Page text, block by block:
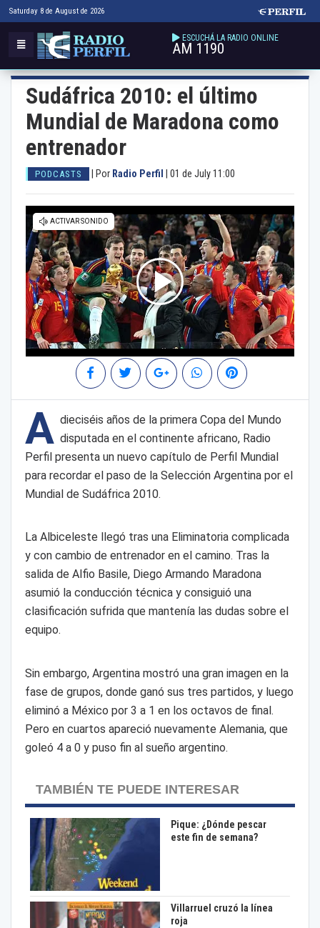
Saturday 8 de August de 2026
ESCUCHÁ LA RADIO ONLINE
AM 1190
Sudáfrica 2010: el último
Mundial de Maradona como
entrenador
PODCASTS Por Radio Perfil 01 de July 11:00
A dieciséis años de la primera Copa del Mundo
disputada en el continente africano, Radio
Perfil presenta un nuevo capítulo de Perfil Mundial
para recordar el paso de la Selección Argentina por el
Mundial de Sudáfrica 2010.
La Albiceleste llegó tras una Eliminatoria complicada
y con cambio de entrenador en el camino. Tras la
salida de Alfio Basile, Diego Armando Maradona
asumió la conducción técnica y consiguió una
clasificación sufrida que mantenía las dudas sobre el
equipo.
Sin embargo, Argentina mostró una gran imagen en la
fase de grupos, donde ganó sus tres partidos, y luego
eliminó a México por 3 a 1 en los octavos de final.
Pero en cuartos apareció nuevamente Alemania, que
goleó 4 a 0 y puso fin al sueño argentino.
TAMBIÉN TE PUEDE INTERESAR
Pique: ¿Dónde pescar
este fin de semana?
Villarruel cruzó la línea
roja